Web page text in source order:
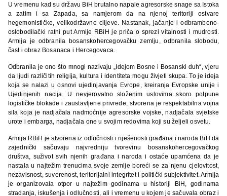
U vremenu kad su državu BiH brutalno napale agresorske snage sa Istoka
a zatim i sa Zapada, sa namjerom da na njenoj teritoriji ostvare
hegemonističke, velikodržavne ciljeve. Nastanak, jačanje i odbrambeno-
oslobodilački ratni put Armije RBiH je priča o sprezi vitalnosti i mudrosti.
Armija je odbranila bosanskohercegovačku zemlju, odbranila slobodu,
čast i obraz Bosanaca i Hercegovaca.
Odbranila je ono što mnogi nazivaju „Idejom Bosne i Bosanski duh“, vjeru
da ljudi različitih religija, kultura i identiteta mogu živjeti skupa. To je ideja
koja se nalazi u osnovi ujedinjavanja Evrope, kreiranja Evropske unije i
Ujedinjenih nacija. U nevjerovatno složenim uslovima skoro potpune
logističke blokade i zaustavljene privrede, stvorena je respektabilna vojna
sila koja je nadjačala nadmoćnije agresorske vojske, nadjačala svjetske
urote i embarga, nadjačala one u svojim redovima koji su željeli osvetu.
Armija RBiH je stvorena iz odlučnosti i riješenosti građana i naroda BiH da
zajednički sačuvaju najvredniju tvorevinu bosanskohercegovačkog
društva, suživot svih njenih građana i naroda i ostaće upamćena da je
nastala u najtežim trenucima svoje zemlje boreći se za njenu cjelovitost,
nezavisnost, suverenost, teritorijalni integritet i politički subjektivitet. Armija
je organizovala otpor u najtežim godinama u historiji BiH, godinama
stradanja, iskušenja i odlučnosti, ali i vremenu u kojem je sačuvala obraz i